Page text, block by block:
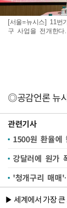
[서울=뉴시스] 11
구 사업을 전개한
◎공감언론 뉴
관련기사
1500원 환율